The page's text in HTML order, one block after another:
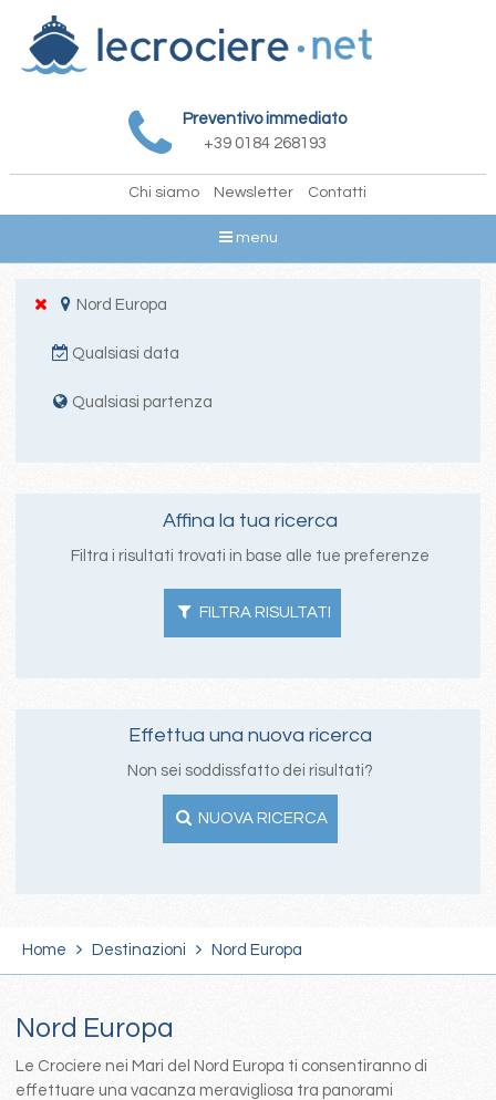
Preventivo immediato
+39 0184 268193
Chi siamo Newsletter Contatti
menu
Nord Europa
Qualsiasi data
Qualsiasi partenza
Affina la tua ricerca
Filtra i risultati trovati in base alle tue preferenze
FILTRA RISULTATI
Effettua una nuova ricerca
Non sei soddissfatto dei risultati?
NUOVA RICERCA
Home Destinazioni Nord Europa
Nord Europa
Le Crociere nei Mari del Nord Europa ti consentiranno di
effettuare una vacanza meravigliosa tra panorami